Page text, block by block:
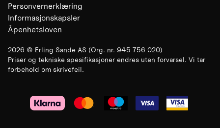
2026 © Erling Sande AS (Org. nr. 945 756 020)
Priser og tekniske spesifikasjoner endres uten forvarsel. Vi tar
forbehold om skrivefeil.
Personvernerklæring
Informasjonskapsler
Åpenhetsloven